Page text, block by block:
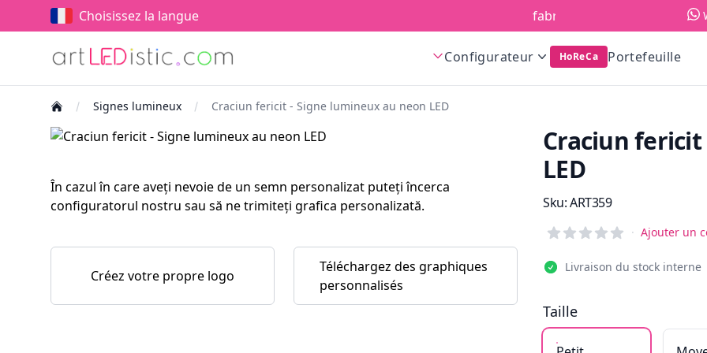
Choisissez la langue fabriqués en Europe!
Configurateur HoReCa Portefeuille
Signes lumineux Craciun fericit - Signe lumineux au neon LED
În cazul în care aveți nevoie de un semn personalizat puteți încerca
configuratorul nostru sau să ne trimiteți grafica personalizată.
Créez votre propre logo
Téléchargez des graphiques
personnalisés
Craciun
LED
Information du produit
Sku:ART359
Reviews
· Ajouter un
Livraison du stock interne
Taille